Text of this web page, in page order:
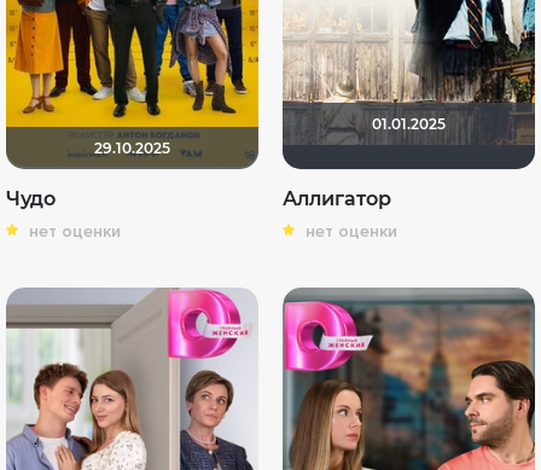
29.10.2025
Чудо
нет оценки
01.01.2025
Аллигатор
нет оценки